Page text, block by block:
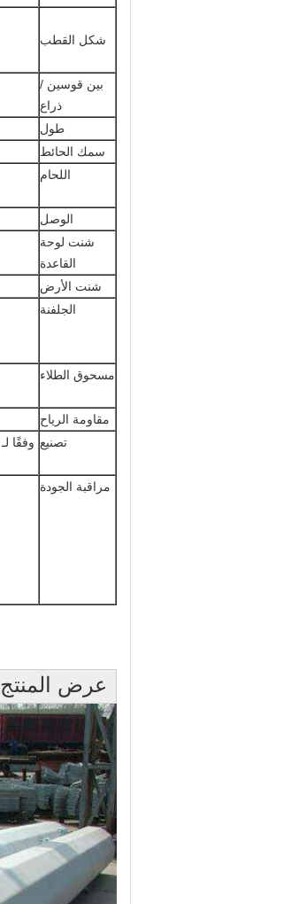
شكل القطب
بين قوسين /
ذراع
طول
سمك الحائط
اللحام
الوصل
شنت لوحة
القاعدة
شنت الأرض
الجلفنة
مسحوق الطلاء
مقاومة الرياح
تصنيع
مراقبة الجودة
عرض المنتج